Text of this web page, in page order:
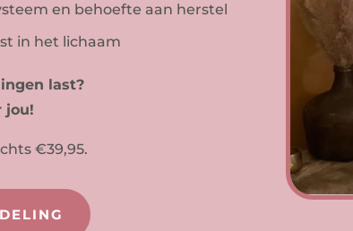
en behoefte aan herstel
in het lichaam
last?
jou!
€39,95.